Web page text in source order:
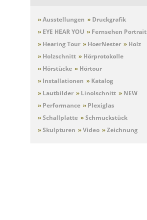
»Ausstellungen » Druckgrafik
» EYE HEAR YOU » Fernsehen Portrait
» Hearing Tour » HoerNester » Holz
» Holzschnitt » Hörprotokolle
» Hörstücke » Hörtour
» Installationen » Katalog
» Lautbilder » Linolschnitt » NEW
» Performance » Plexiglas
»Schallplatte »Schmuckstück
»Skulpturen »Video »Zeichnung